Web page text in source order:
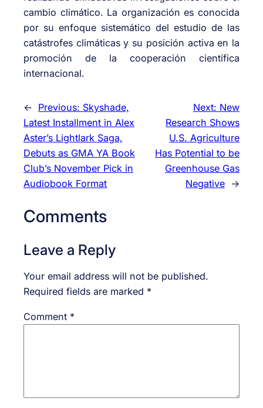
cambio climático. La organización es conocida
por su enfoque sistemático del estudio de las
catástrofes climáticas y su posición activa en la
promoción de la cooperación científica
internacional.
← Previous: Skyshade,
Latest Installment in Alex
Aster’s Lightlark Saga,
Debuts as GMA YA Book
Club’s November Pick in
Audiobook Format
Next: New
Research Shows
U.S. Agriculture
Has Potential to be
Greenhouse Gas
Negative →
Comments
Leave a Reply
Your email address will not be published.
Required fields are marked *
Comment *